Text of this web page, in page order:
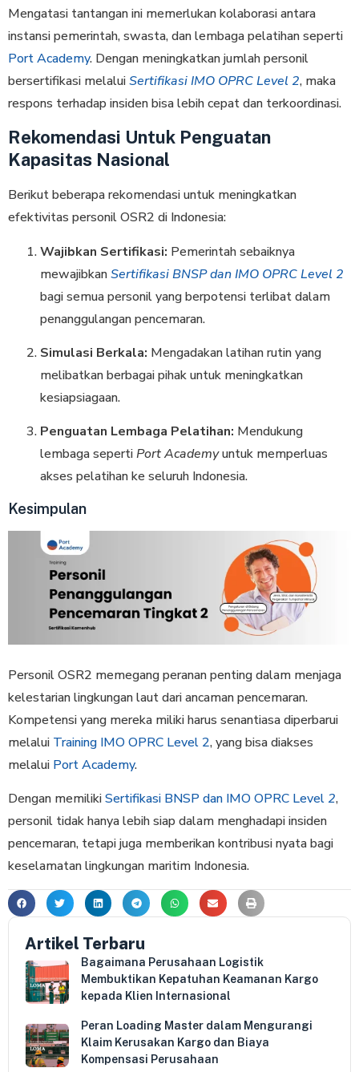
Mengatasi tantangan ini memerlukan kolaborasi antara
instansi pemerintah, swasta, dan lembaga pelatihan seperti
Port Academy. Dengan meningkatkan jumlah personil
bersertifikasi melaluiSertifikasi IMO OPRC Level 2, maka
respons terhadap insiden bisa lebih cepat dan terkoordinasi.
Rekomendasi Untuk Penguatan
Kapasitas Nasional
Berikut beberapa rekomendasi untuk meningkatkan
efektivitas personil OSR2 di Indonesia:
Wajibkan Sertifikasi: Pemerintah sebaiknya
mewajibkanSertifikasi BNSP dan IMO OPRC Level 2
bagi semua personil yang berpotensi terlibat dalam
penanggulangan pencemaran.
Simulasi Berkala: Mengadakan latihan rutin yang
melibatkan berbagai pihak untuk meningkatkan
kesiapsiagaan.
Penguatan Lembaga Pelatihan: Mendukung
lembaga sepertiPort Academyuntuk memperluas
akses pelatihan ke seluruh Indonesia.
Kesimpulan
Personil OSR2 memegang peranan penting dalam menjaga
kelestarian lingkungan laut dari ancaman pencemaran.
Kompetensi yang mereka miliki harus senantiasa diperbarui
melalui Training IMO OPRC Level 2, yang bisa diakses
melalui Port Academy.
Dengan memilikiSertifikasi BNSP dan IMO OPRC Level 2,
personil tidak hanya lebih siap dalam menghadapi insiden
pencemaran, tetapi juga memberikan kontribusi nyata bagi
keselamatan lingkungan maritim Indonesia.
Artikel Terbaru
Bagaimana Perusahaan Logistik
Membuktikan Kepatuhan Keamanan Kargo
kepada Klien Internasional
Peran Loading Master dalam Mengurangi
Klaim Kerusakan Kargo dan Biaya
Kompensasi Perusahaan